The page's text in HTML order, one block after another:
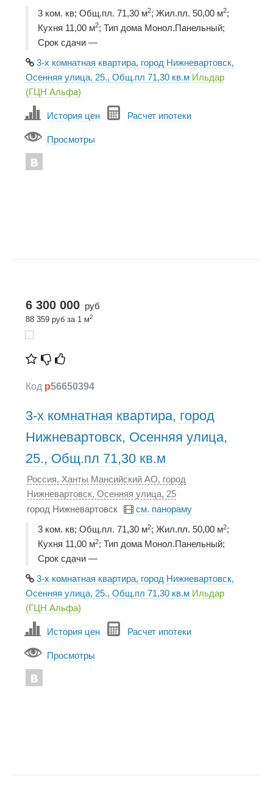
3 ком. кв; Общ.пл. 71,30 м2; Жил.пл. 50,00 м2;
Кухня 11,00 м2; Тип дома Монол.Панельный;
Срок сдачи —
3-х комнатная квартира, город Нижневартовск,
Осенняя улица, 25., Общ.пл 71,30 кв.м Ильдар
(ГЦН Альфа)
История цен Расчет ипотеки
Просмотры
6 300 000 руб
88 359 руб за 1 м2
Код p56650394
3-х комнатная квартира, город
Нижневартовск, Осенняя улица,
25., Общ.пл 71,30 кв.м
Россия, Ханты Мансийский АО, город
Нижневартовск, Осенняя улица, 25
город Нижневартовск
см. панораму
3 ком. кв; Общ.пл. 71,30 м2; Жил.пл. 50,00 м2;
Кухня 11,00 м2; Тип дома Монол.Панельный;
Срок сдачи —
3-х комнатная квартира, город Нижневартовск,
Осенняя улица, 25., Общ.пл 71,30 кв.м Ильдар
(ГЦН Альфа)
История цен Расчет ипотеки
Просмотры